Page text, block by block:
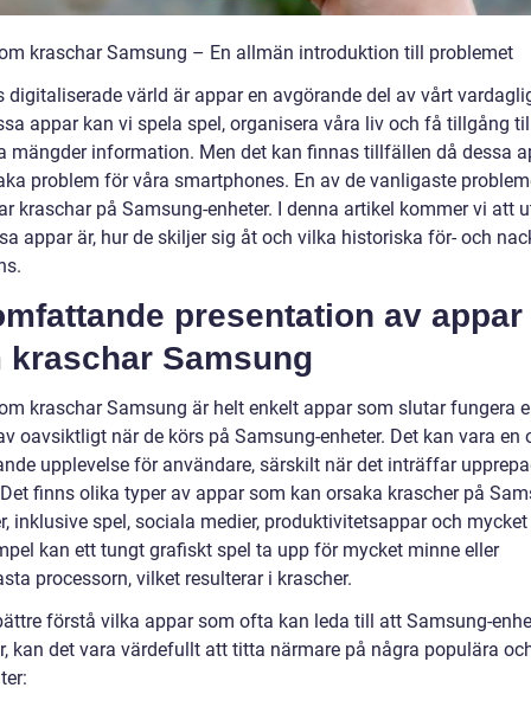
kraschar Samsung – En allmän introduktion till problemet
digitaliserade värld är appar en avgörande del av vårt
appar kan vi spela spel, organisera våra liv och få tillgång
mängder information. Men det kan finnas tillfällen då dessa
problem för våra smartphones. En av de vanligaste
kraschar på Samsung-enheter. I denna artikel kommer vi att
appar är, hur de skiljer sig åt och vilka historiska för- och
presentation av appar
kraschar Samsung
kraschar Samsung är helt enkelt appar som slutar fungera
oavsiktligt när de körs på Samsung-enheter. Det kan vara en
upplevelse för användare, särskilt när det inträffar
finns olika typer av appar som kan orsaka krascher på
inklusive spel, sociala medier, produktivitetsappar och mycket
kan ett tungt grafiskt spel ta upp för mycket minne eller
processorn, vilket resulterar i krascher.
förstå vilka appar som ofta kan leda till att Samsung-
kan det vara värdefullt att titta närmare på några populära